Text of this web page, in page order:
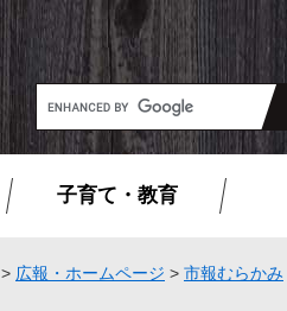
G
o
o
カ
子育て・教育
> 広報・ホームページ > 市報むらかみ